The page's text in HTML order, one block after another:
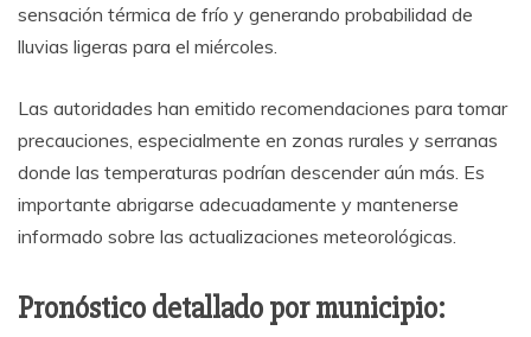
sensación térmica de frío y generando probabilidad de
lluvias ligeras para el miércoles.
Las autoridades han emitido recomendaciones para tomar
precauciones, especialmente en zonas rurales y serranas
donde las temperaturas podrían descender aún más. Es
importante abrigarse adecuadamente y mantenerse
informado sobre las actualizaciones meteorológicas.
Pronóstico detallado por municipio: